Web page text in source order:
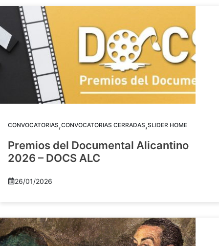
CONVOCATORIAS,CONVOCATORIAS CERRADAS,SLIDER HOME
Premios del Documental Alicantino
2026 – DOCS ALC
26/01/2026